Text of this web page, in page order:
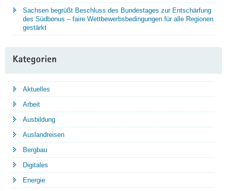
Sachsen begrüßt Beschluss des Bundestages zur Entschärfung
des Südbonus – faire Wettbewerbsbedingungen für alle Regionen
gestärkt
Kategorien
Aktuelles
Arbeit
Ausbildung
Auslandreisen
Bergbau
Digitales
Energie